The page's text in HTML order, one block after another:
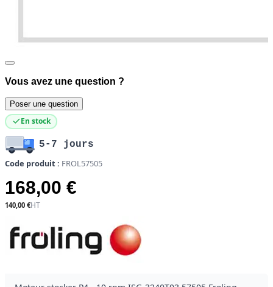
Vous avez une question ?
Poser une question
En stock
5-7 jours
Code produit : FROL57505
168,00 €
140,00 €